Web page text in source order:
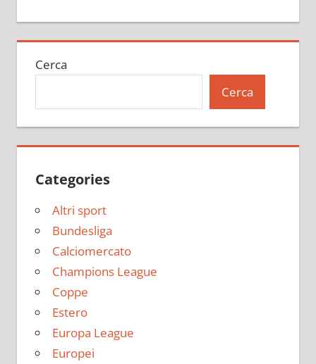
Cerca
Cerca
Categories
Altri sport
Bundesliga
Calciomercato
Champions League
Coppe
Estero
Europa League
Europei